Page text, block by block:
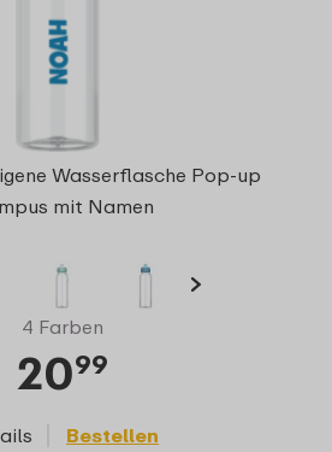
Wasserflasche Pop-up
mit Namen
4 Farben
2099
Bestellen